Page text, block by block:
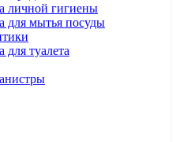
личной гигиены
для мытья посуды
для туалета